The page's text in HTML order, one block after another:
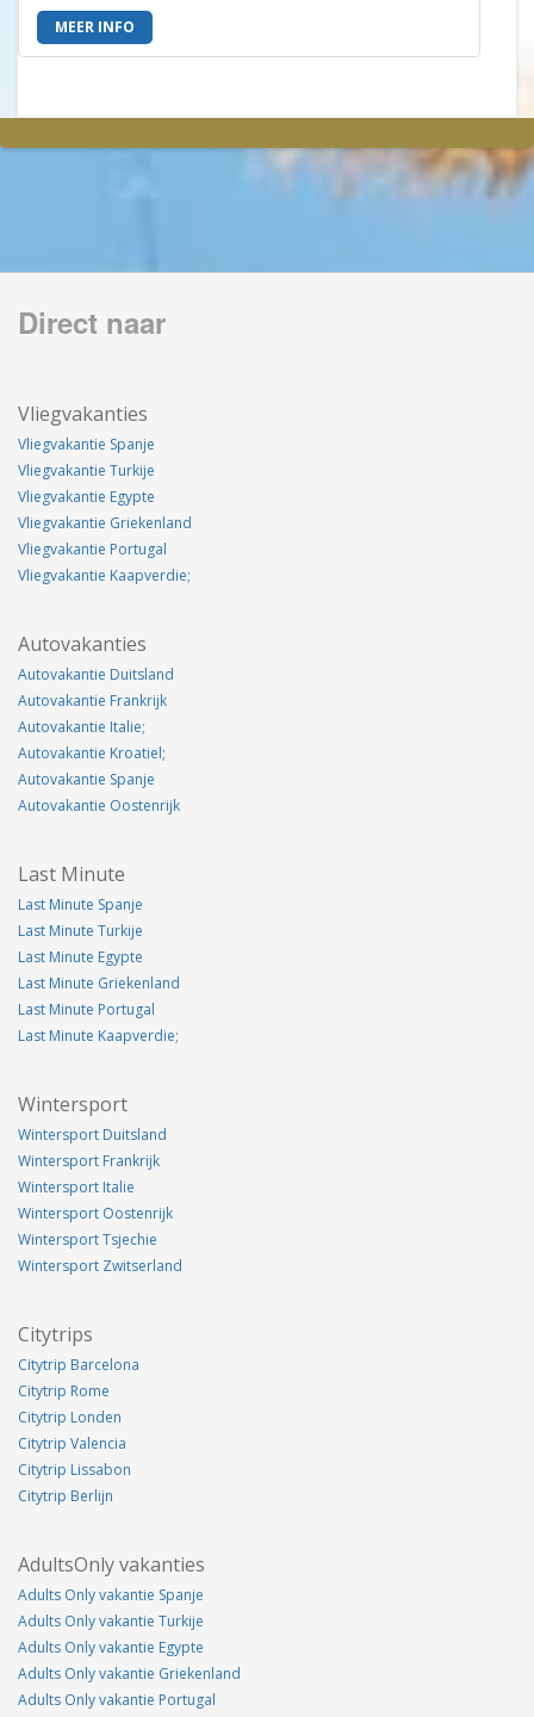
MEER INFO
Direct naar
Vliegvakanties
Vliegvakantie Spanje
Vliegvakantie Turkije
Vliegvakantie Egypte
Vliegvakantie Griekenland
Vliegvakantie Portugal
Vliegvakantie Kaapverdie;
Autovakanties
Autovakantie Duitsland
Autovakantie Frankrijk
Autovakantie Italie;
Autovakantie Kroatiel;
Autovakantie Spanje
Autovakantie Oostenrijk
Last Minute
Last Minute Spanje
Last Minute Turkije
Last Minute Egypte
Last Minute Griekenland
Last Minute Portugal
Last Minute Kaapverdie;
Wintersport
Wintersport Duitsland
Wintersport Frankrijk
Wintersport Italie
Wintersport Oostenrijk
Wintersport Tsjechie
Wintersport Zwitserland
Citytrips
Citytrip Barcelona
Citytrip Rome
Citytrip Londen
Citytrip Valencia
Citytrip Lissabon
Citytrip Berlijn
AdultsOnly vakanties
Adults Only vakantie Spanje
Adults Only vakantie Turkije
Adults Only vakantie Egypte
Adults Only vakantie Griekenland
Adults Only vakantie Portugal